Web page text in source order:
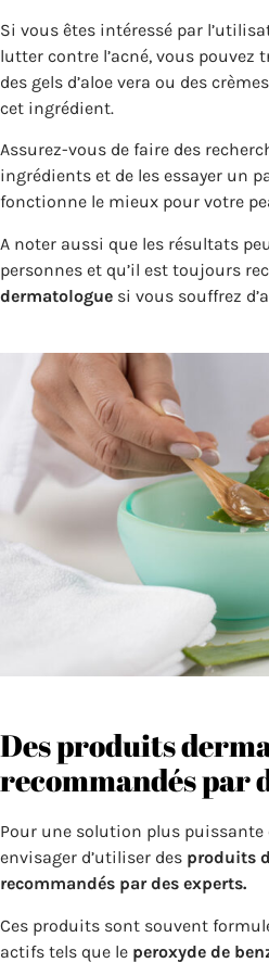
Si vous êtes intéressé par
lutter contre l’acné, vous pouvez
des gels d’aloe vera ou des
cet ingrédient.
Assurez-vous de faire des
ingrédients et de les essayer un
fonctionne le mieux pour votre
A noter aussi que les résultats
personnes et qu’il est toujours
dermatologue si vous souffrez
Des produits
recommandés par
Pour une solution plus puissante
envisager d’utiliser des produits
recommandés par des experts.
Ces produits sont souvent
actifs tels que le peroxyde de